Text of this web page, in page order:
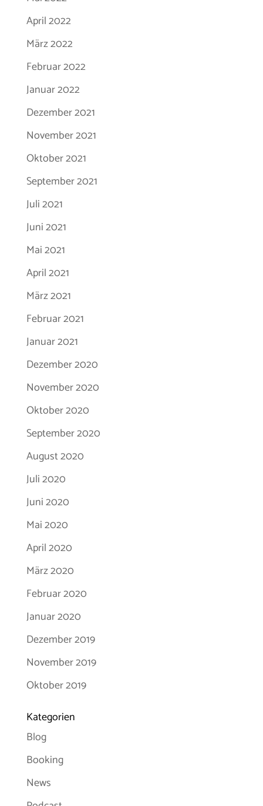
April 2022
März 2022
Februar 2022
Januar 2022
Dezember 2021
November 2021
Oktober 2021
September 2021
Juli 2021
Juni 2021
Mai 2021
April 2021
März 2021
Februar 2021
Januar 2021
Dezember 2020
November 2020
Oktober 2020
September 2020
August 2020
Juli 2020
Juni 2020
Mai 2020
April 2020
März 2020
Februar 2020
Januar 2020
Dezember 2019
November 2019
Oktober 2019
Kategorien
Blog
Booking
News